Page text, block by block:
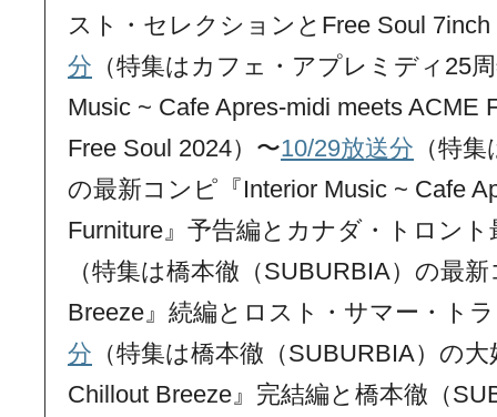
スト・セレクションとFree Soul 7inch
分 （特集はカフェ・アプレミディ25
Music ~ Cafe Apres-midi meets ACME
Free Soul 2024）〜10/29放送分 （特
の最新コンピ『Interior Music ~ Cafe
Furniture』予告編とカナダ・トロント
（特集は橋本徹（SUBURBIA）の最
Breeze』続編とロスト・サマー・ト
分 （特集は橋本徹（SUBURBIA）の
Chillout Breeze』完結編と橋本徹（